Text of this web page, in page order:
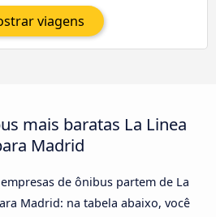
viagens
mais baratas La Linea
Madrid
de ônibus partem de La
Madrid: na tabela abaixo, você